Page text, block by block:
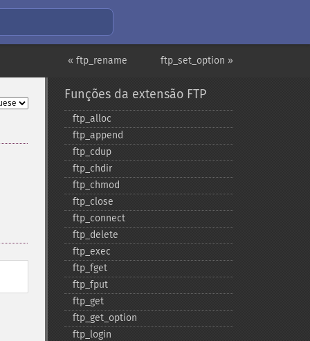
ftp_set_option »
« ftp_rename
Funções da extensão FTP
ftp_​alloc
ftp_​append
ftp_​cdup
ftp_​chdir
ftp_​chmod
ftp_​close
ftp_​connect
ftp_​delete
ftp_​exec
ftp_​fget
ftp_​fput
ftp_​get
ftp_​get_​option
ftp_​login